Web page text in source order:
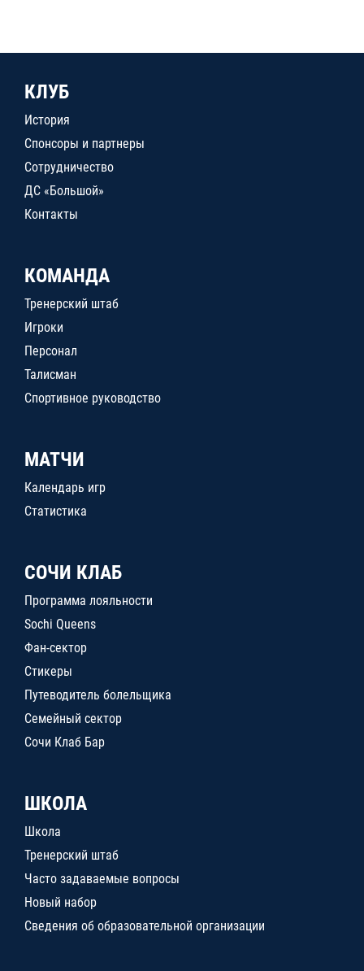
КЛУБ
История
Спонсоры и партнеры
Сотрудничество
ДС «Большой»
Контакты
КОМАНДА
Тренерский штаб
Игроки
Персонал
Талисман
Спортивное руководство
МАТЧИ
Календарь игр
Статистика
СОЧИ КЛАБ
Программа лояльности
Sochi Queens
Фан-сектор
Стикеры
Путеводитель болельщика
Семейный сектор
Сочи Клаб Бар
ШКОЛА
Школа
Тренерский штаб
Часто задаваемые вопросы
Новый набор
Сведения об образовательной организации